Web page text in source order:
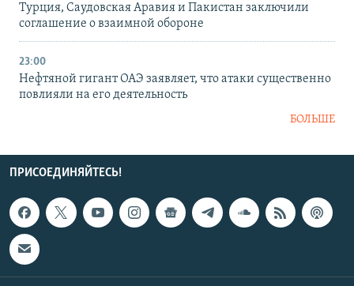
Турция, Саудовская Аравия и Пакистан заключили
соглашение о взаимной обороне
23:00
Нефтяной гигант ОАЭ заявляет, что атаки существенно
повлияли на его деятельность
БОЛЬШЕ
ПРИСОЕДИНЯЙТЕСЬ!